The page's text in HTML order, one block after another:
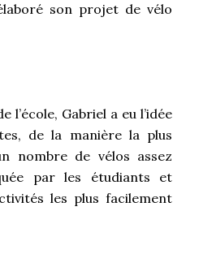
son projet de vélo
Gabriel a eu l’idée
de la manière la plus
nombre de vélos assez
par les étudiants et
les plus facilement